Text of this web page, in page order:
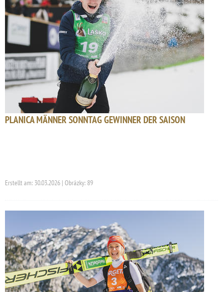
PLANICA MÄNNER SONNTAG GEWINNER DER SAISON
Erstellt am: 30.03.2026 | Obrázky: 89